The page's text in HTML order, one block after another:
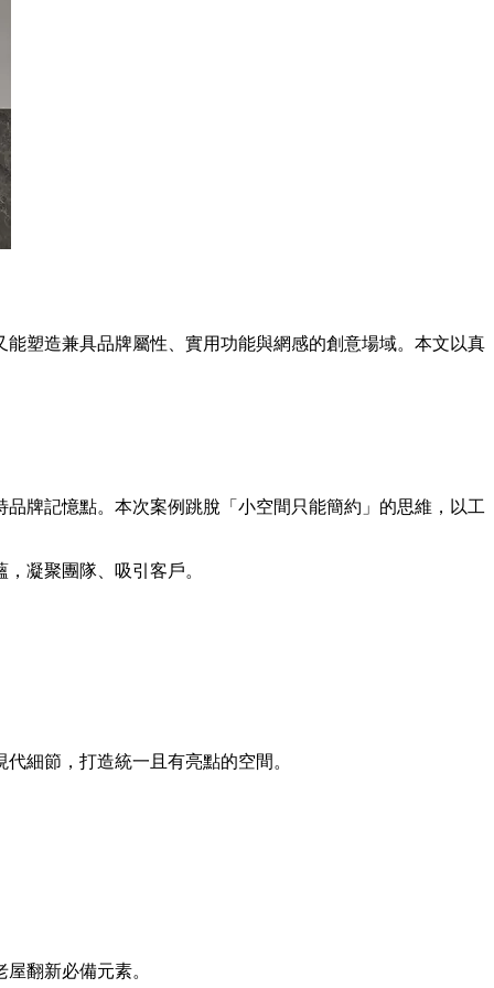
塑造兼具品牌屬性、實用功能與網感的創意場域。本文以真
牌記憶點。本次案例跳脫「小空間只能簡約」的思維，以工
凝聚團隊、吸引客戶。
細節，打造統一且有亮點的空間。
翻新必備元素。